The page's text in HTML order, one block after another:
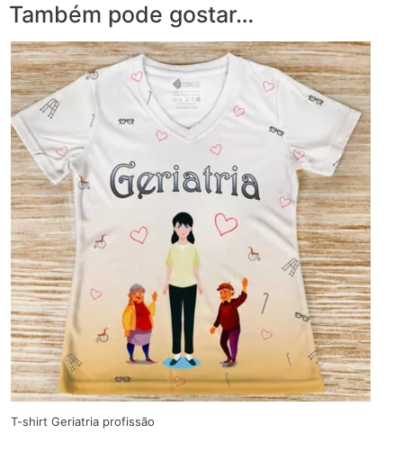
Também pode gostar…
T-shirt Geriatria profissão